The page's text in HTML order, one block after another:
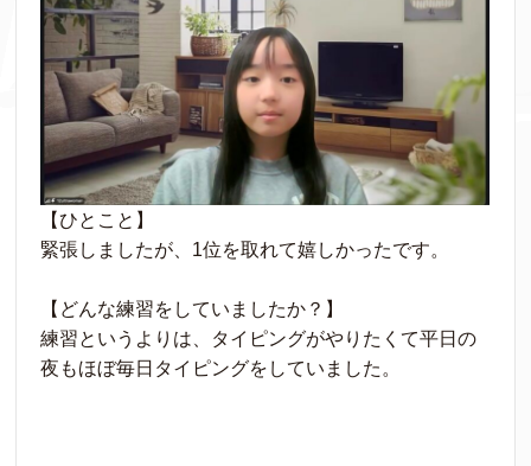
【ひとこと】
緊張しましたが、1位を取れて嬉しかったです。
【どんな練習をしていましたか？】
練習というよりは、タイピングがやりたくて平日の
夜もほぼ毎日タイピングをしていました。